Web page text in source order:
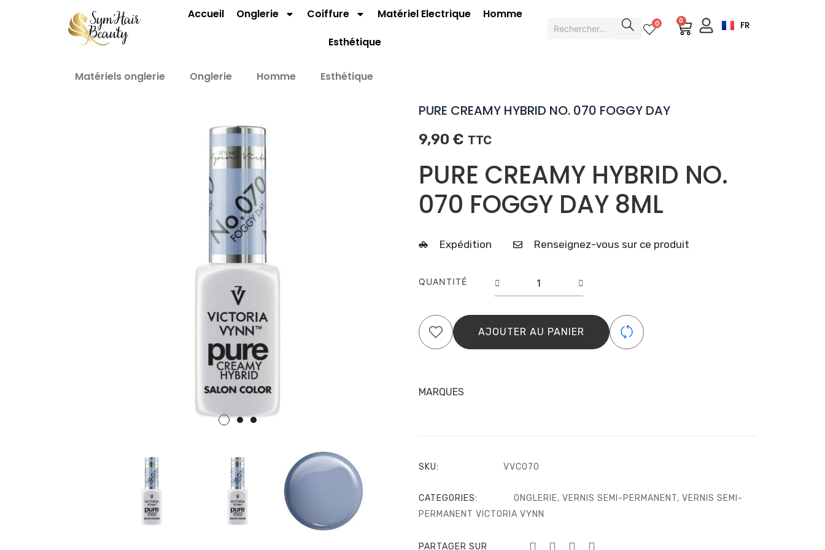
Accueil Onglerie Coiffure Matériel Electrique
Homme
Esthétique
0 0 Cart FR
Matériels onglerie Onglerie Homme Esthétique
PURE CREAMY HYBRID NO. 070 FOGGY DAY
9,90 € TTC
PURE CREAMY HYBRID NO.
070 FOGGY DAY 8ML
Expédition Renseignez-vous sur ce produit
QUANTITÉ
CREAMY
NO.
070
AJOUTER AU PANIER
MARQUES
SKU: VVC070
CATEGORIES: ONGLERIE, VERNIS SEMI-PERMANENT, VERNIS SEMI-
PERMANENT VICTORIA VYNN
PARTAGER SUR